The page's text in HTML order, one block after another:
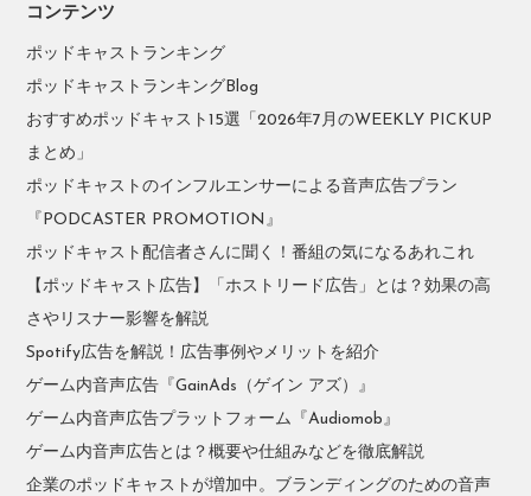
コンテンツ
ポッドキャストランキング
ポッドキャストランキングBlog
おすすめポッドキャスト15選「2026年7月のWEEKLY PICKUP
まとめ」
ポッドキャストのインフルエンサーによる音声広告プラン
『PODCASTER PROMOTION』
ポッドキャスト配信者さんに聞く！番組の気になるあれこれ
【ポッドキャスト広告】「ホストリード広告」とは？効果の高
さやリスナー影響を解説
Spotify広告を解説！広告事例やメリットを紹介
ゲーム内音声広告『GainAds（ゲイン アズ）』
ゲーム内音声広告プラットフォーム『Audiomob』
ゲーム内音声広告とは？概要や仕組みなどを徹底解説
企業のポッドキャストが増加中。ブランディングのための音声